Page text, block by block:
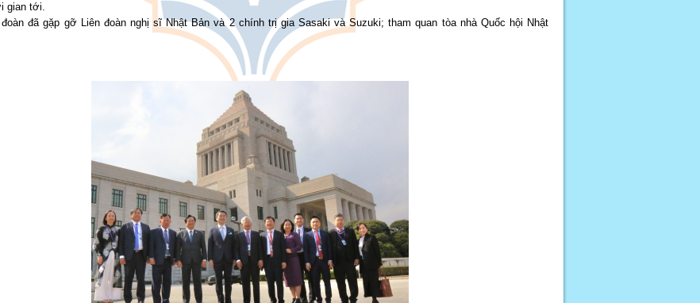
gian tới.
đoàn đã gặp gỡ Liên đoàn nghị sĩ Nhật Bản và 2 chính trị gia Sasaki và Suzuki; tham quan tòa nhà Quốc hội Nhật